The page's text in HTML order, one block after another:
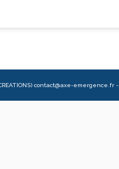
contact@axe-emergence.fr -